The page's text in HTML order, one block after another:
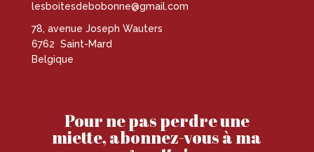
lesboitesdebobonne@gmail.com
78, avenue Joseph Wauters
6762 Saint-Mard
Belgique
Pour ne pas perdre une
miette, abonnez-vous à ma